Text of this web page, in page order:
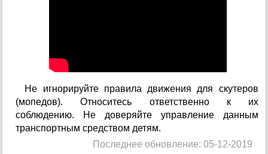
Не игнорируйте правила движения для скутеров
(мопедов). Относитесь ответственно к их
соблюдению. Не доверяйте управление данным
транспортным средством детям.
Последнее обновление: 05-12-2019